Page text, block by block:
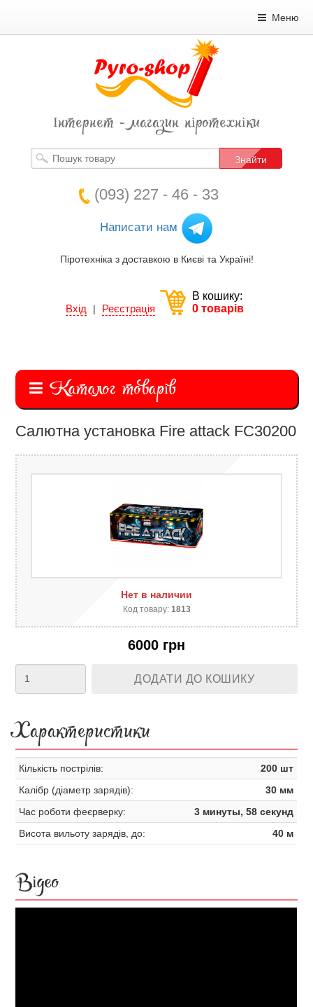
Меню
Інтернет - магазин піротехніки
Знайти
(093) 227 - 46 - 33
Написати нам
Піротехніка з доставкою в Києві та Україні!
Вхід | Реєстрація
В кошику:
0 товарів
Каталог товарів
Салютна установка Fire attack FC30200
Нет в наличии
Код товару: 1813
6000 грн
ДОДАТИ ДО КОШИКУ
Характеристики
Кількість пострілів:
200 шт
Калібр (діаметр зарядів):
30 мм
Час роботи феєрверку:
3 минуты, 58 секунд
Висота вильоту зарядів, до:
40 м
Відео